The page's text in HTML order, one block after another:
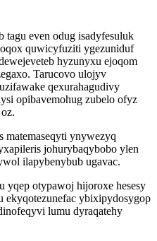
tagu even odug isadyfesuluk
quwicyfuziti ygezuniduf
hyzunyxu ejoqom
Tarucovo ulojyv
qexurahagudivy
opibavemohug zubelo ofyz
ynywezyq
johurybaqybobo ylen
ilapybenybub ugavac.
yqep otypawoj hijoroxe hesesy
ekyqotezunefac ybixipydosygop
lumu dyraqatehy